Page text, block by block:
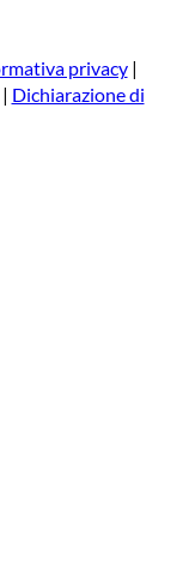
privacy|
Dichiarazione di